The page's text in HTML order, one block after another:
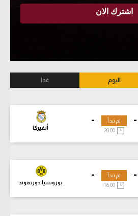
اليوم غدا
-
-
ألفيركا
لم تبدأ
-
-
بوروسيا دورتموند
لم تبدأ